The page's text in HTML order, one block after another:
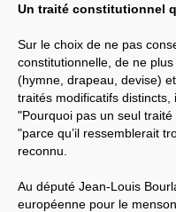
Un traité constitutionnel
Sur le choix de ne pas
constitutionnelle, de ne
(hymne, drapeau, devise)
traités modificatifs distincts,
"Pourquoi pas un seul traité
"parce qu’il ressemblerait
reconnu.
Au député Jean-Louis
européenne pour le